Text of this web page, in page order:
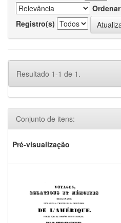
Ordenar
Registro(s)
Resultado 1-1 de 1.
Conjunto de itens:
Pré-visualização